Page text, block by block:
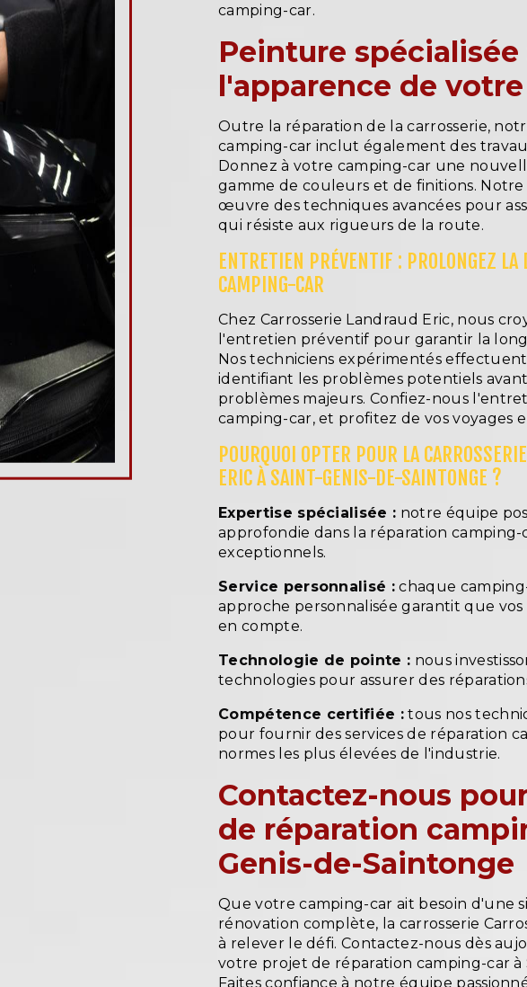
camping-car.
Peinture spécialisée
l'apparence de
Outre la réparation de la carrosserie,
camping-car inclut également des
Donnez à votre camping-car une
gamme de couleurs et de finitions.
œuvre des techniques avancées pour
qui résiste aux rigueurs de la route.
ENTRETIEN PRÉVENTIF : PROLONGEZ LA
CAMPING-CAR
Chez Carrosserie Landraud Eric, nous
l'entretien préventif pour garantir la
Nos techniciens expérimentés
identifiant les problèmes potentiels
problèmes majeurs. Confiez-nous
camping-car, et profitez de vos voyages
POURQUOI OPTER POUR LA
ERIC À SAINT-GENIS-DE-SAINTONGE ?
Expertise spécialisée : notre équipe
approfondie dans la réparation
exceptionnels.
Service personnalisé : chaque
approche personnalisée garantit que vos
en compte.
Technologie de pointe : nous
technologies pour assurer des
Compétence certifiée : tous nos
pour fournir des services de réparation
normes les plus élevées de l'industrie.
Contactez-nous
de réparation
Genis-de-Saintonge
Que votre camping-car ait besoin d'une
rénovation complète, la carrosserie
à relever le défi. Contactez-nous dès
votre projet de réparation camping-car à
Faites confiance à notre équipe